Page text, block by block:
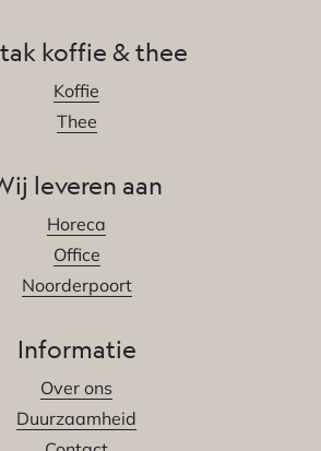
koffie & thee
Koffie
Thee
leveren aan
Horeca
Office
Noorderpoort
Informatie
Over ons
Duurzaamheid